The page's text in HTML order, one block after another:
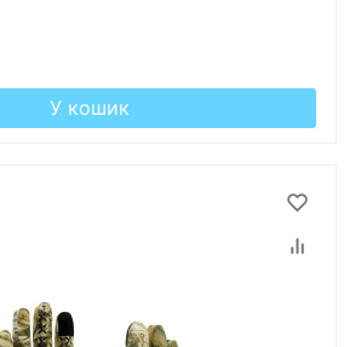
У кошик